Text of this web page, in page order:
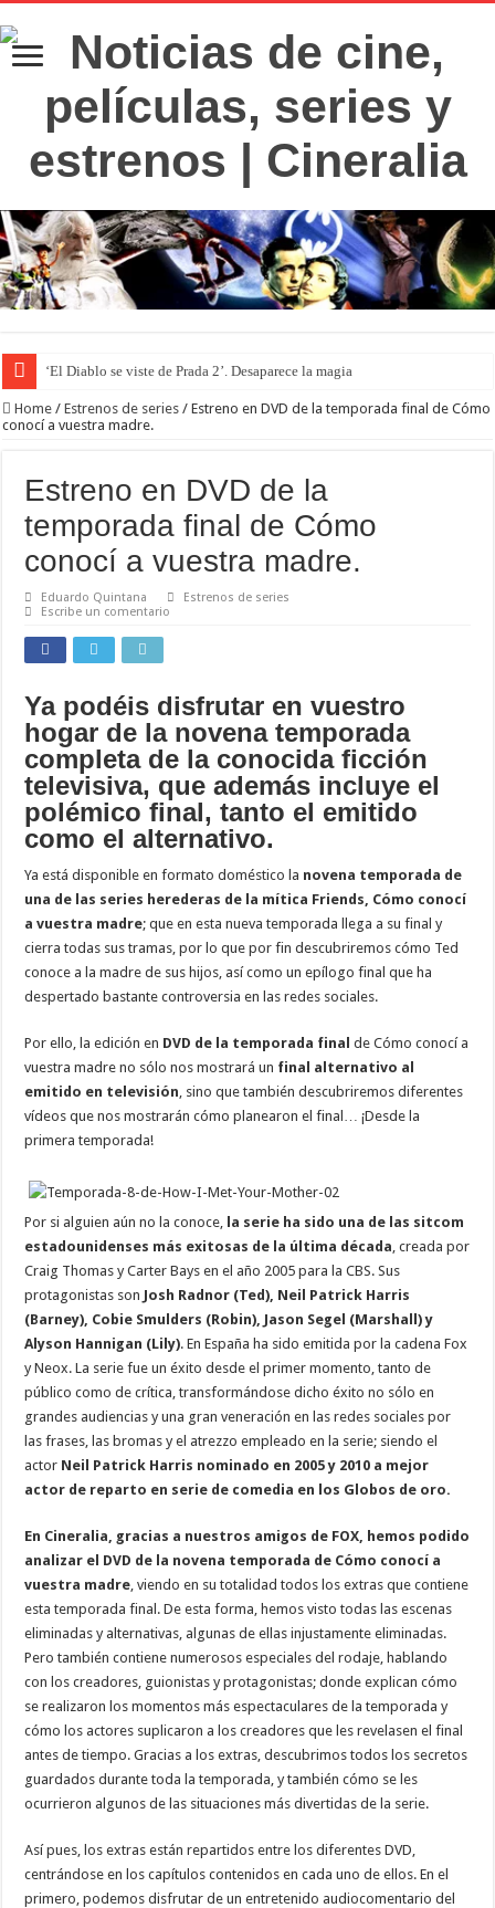
‘El Diablo se viste de Prada 2’. Desaparece la magia
Home / Estrenos de series / Estreno en DVD de la temporada final de Cómo
conocí a vuestra madre.
Estreno en DVD de la
temporada final de Cómo
conocí a vuestra madre.
Eduardo Quintana
Estrenos de series
Escribe un comentario
Ya podéis disfrutar en vuestro
hogar de la novena temporada
completa de la conocida ficción
televisiva, que además incluye el
polémico final, tanto el emitido
como el alternativo.
Ya está disponible en formato doméstico la novena temporada de
una de las series herederas de la mítica Friends, Cómo conocí
a vuestra madre; que en esta nueva temporada llega a su final y
cierra todas sus tramas, por lo que por fin descubriremos cómo Ted
conoce a la madre de sus hijos, así como un epílogo final que ha
despertado bastante controversia en las redes sociales.
Por ello, la edición en DVD de la temporada final de Cómo conocí a
vuestra madre no sólo nos mostrará un final alternativo al
emitido en televisión , sino que también descubriremos diferentes
vídeos que nos mostrarán cómo planearon el final… ¡Desde la
primera temporada!
Por si alguien aún no la conoce, la serie ha sido una de las sitcom
estadounidenses más exitosas de la última década , creada por
Craig Thomas y Carter Bays en el año 2005 para la CBS. Sus
protagonistas son Josh Radnor (Ted), Neil Patrick Harris
(Barney), Cobie Smulders (Robin), Jason Segel (Marshall) y
Alyson Hannigan (Lily). En España ha sido emitida por la cadena Fox
y Neox. La serie fue un éxito desde el primer momento, tanto de
público como de crítica, transformándose dicho éxito no sólo en
grandes audiencias y una gran veneración en las redes sociales por
las frases, las bromas y el atrezzo empleado en la serie; siendo el
actor Neil Patrick Harris nominado en 2005 y 2010 a mejor
actor de reparto en serie de comedia en los Globos de oro.
En Cineralia, gracias a nuestros amigos de FOX, hemos podido
analizar el DVD de la novena temporada de Cómo conocí a
vuestra madre , viendo en su totalidad todos los extras que contiene
esta temporada final. De esta forma, hemos visto todas las escenas
eliminadas y alternativas, algunas de ellas injustamente eliminadas.
Pero también contiene numerosos especiales del rodaje, hablando
con los creadores, guionistas y protagonistas; donde explican cómo
se realizaron los momentos más espectaculares de la temporada y
cómo los actores suplicaron a los creadores que les revelasen el final
antes de tiempo. Gracias a los extras, descubrimos todos los secretos
guardados durante toda la temporada, y también cómo se les
ocurrieron algunos de las situaciones más divertidas de la serie.
Así pues, los extras están repartidos entre los diferentes DVD,
centrándose en los capítulos contenidos en cada uno de ellos. En el
primero, podemos disfrutar de un entretenido audiocomentario del